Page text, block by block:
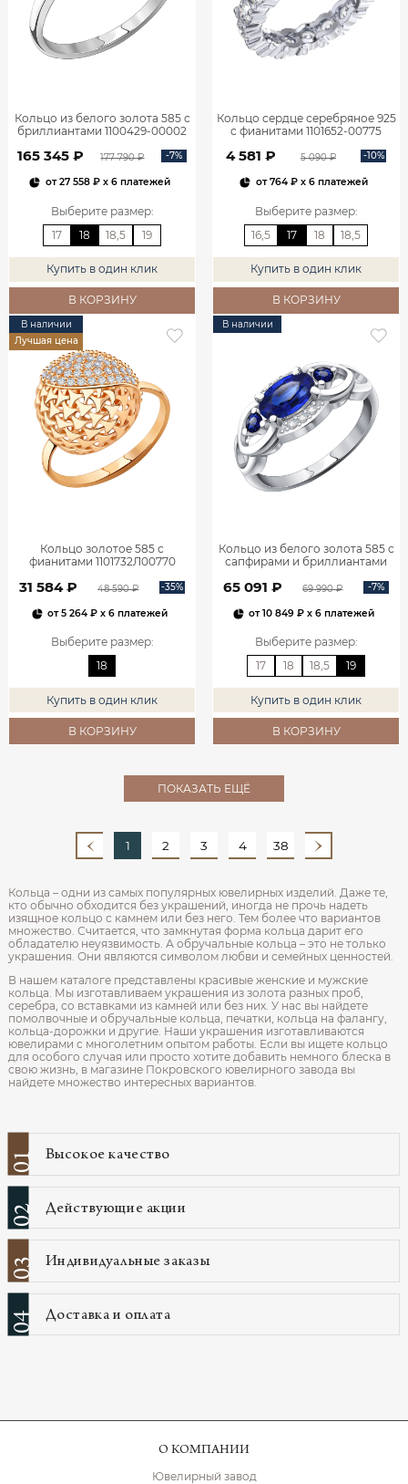
Кольцо из белого золота 585 с
бриллиантами 1100429-00002
165 345 ₽ 177 790 ₽ -7%
от27 558 ₽x 6 платежей
Выберите размер:
17
18 18,5 19
Купить в один клик
В КОРЗИНУ
Кольцо сердце серебряное 925
с фианитами 1101652-00775
4 581 ₽ 5 090 ₽ -10%
от764 ₽x 6 платежей
Выберите размер:
16,5
17 18 18,5
Купить в один клик
В КОРЗИНУ
В наличии
Лучшая цена
Кольцо золотое 585 с
фианитами 1101732Л00770
31 584 ₽ 48 590 ₽ -35%
от5 264 ₽ x 6 платежей
Выберите размер:
18
Купить в один клик
В КОРЗИНУ
В наличии
Кольцо из белого золота 585 с
сапфирами и бриллиантами
65 091 ₽ 69 990 ₽ -7%
от10 849 ₽ x 6 платежей
Выберите размер:
17
18 18,5 19
Купить в один клик
В КОРЗИНУ
ПОКАЗАТЬ ЕЩЁ
1 2 3 4 38
Кольца – одни из самых популярных ювелирных изделий. Даже те,
кто обычно обходится без украшений, иногда не прочь надеть
изящное кольцо с камнем или без него. Тем более что вариантов
множество. Считается, что замкнутая форма кольца дарит его
обладателю неуязвимость. А обручальные кольца – это не только
украшения. Они являются символом любви и семейных ценностей.
В нашем каталоге представлены красивые женские и мужские
кольца. Мы изготавливаем украшения из золота разных проб,
серебра, со вставками из камней или без них. У нас вы найдете
помолвочные и обручальные кольца, печатки, кольца на фалангу,
кольца-дорожки и другие. Наши украшения изготавливаются
ювелирами с многолетним опытом работы. Если вы ищете кольцо
для особого случая или просто хотите добавить немного блеска в
свою жизнь, в магазине Покровского ювелирного завода вы
найдете множество интересных вариантов.
01 Высокое качество
02 Действующие акции
03 Индивидуальные заказы
04 Доставка и оплата
О КОМПАНИИ
Ювелирный завод